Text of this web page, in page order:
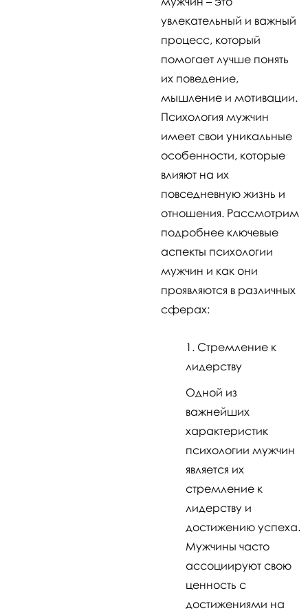
увлекательный и важный
процесс, который
помогает лучше понять
их поведение,
мышление и мотивации.
Психология мужчин
имеет свои уникальные
особенности, которые
влияют на их
повседневную жизнь и
отношения. Рассмотрим
подробнее ключевые
аспекты психологии
мужчин и как они
проявляются в различных
сферах:
Стремление к
лидерству
Одной из
важнейших
характеристик
психологии мужчин
является их
стремление к
лидерству и
достижению успеха.
Мужчины часто
ассоциируют свою
ценность с
достижениями на